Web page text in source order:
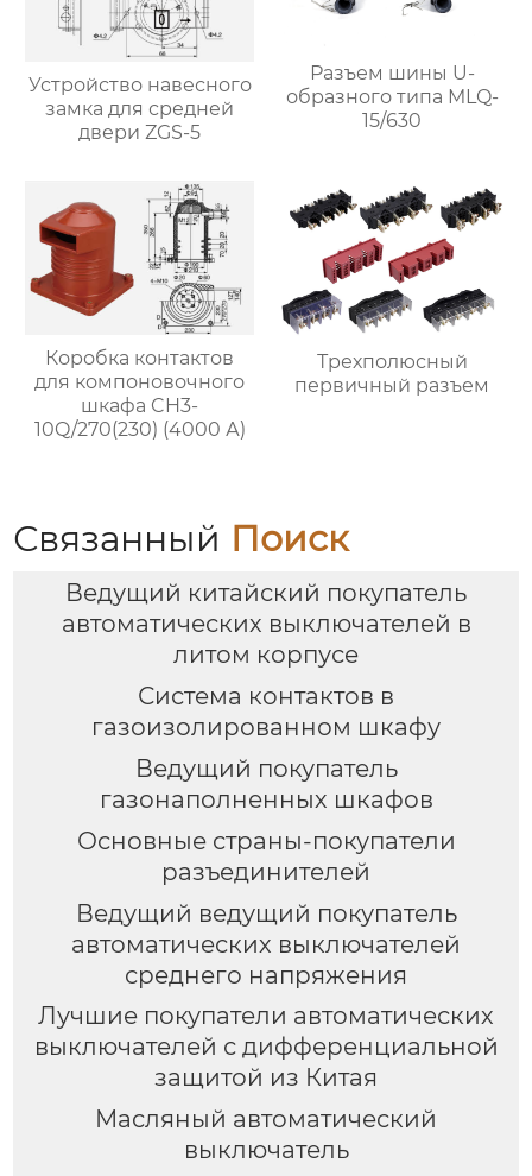
Устройство навесного
замка для средней
двери ZGS-5
Разъем шины U-
образного типа MLQ-
15/630
Коробка контактов
для компоновочного
шкафа CH3-
10Q/270(230) (4000 А)
Трехполюсный
первичный разъем
Связанный Поиск
Ведущий китайский покупатель
автоматических выключателей в
литом корпусе
Система контактов в
газоизолированном шкафу
Ведущий покупатель
газонаполненных шкафов
Основные страны-покупатели
разъединителей
Ведущий ведущий покупатель
автоматических выключателей
среднего напряжения
Лучшие покупатели автоматических
выключателей с дифференциальной
защитой из Китая
Масляный автоматический
выключатель